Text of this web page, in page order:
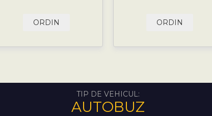
ORDIN ORDIN
TIP DE VEHICUL:
AUTOBUZ